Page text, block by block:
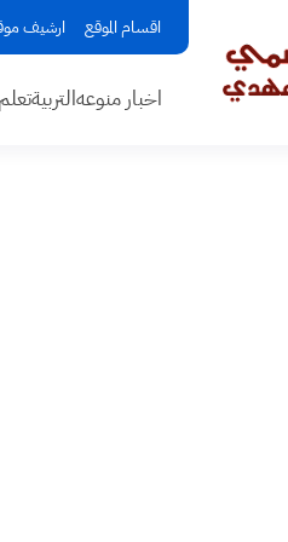
اقسام الموقع ارشيف
اخبار منوعهالتربية